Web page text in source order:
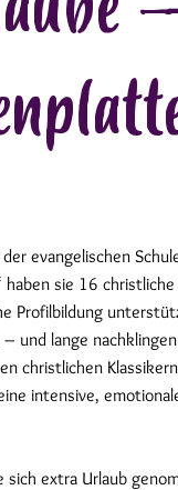
evangelischen
sie 16
Profilbildung
und lange
christlichen
intensive,
extra Urlaub